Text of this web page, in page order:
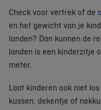
Check voor vertrek of de
en het gewicht van je
landen? Dan kunnen de
landen is een kinderzitje
meter.
Laat kinderen ook niet
kussen, dekentje of